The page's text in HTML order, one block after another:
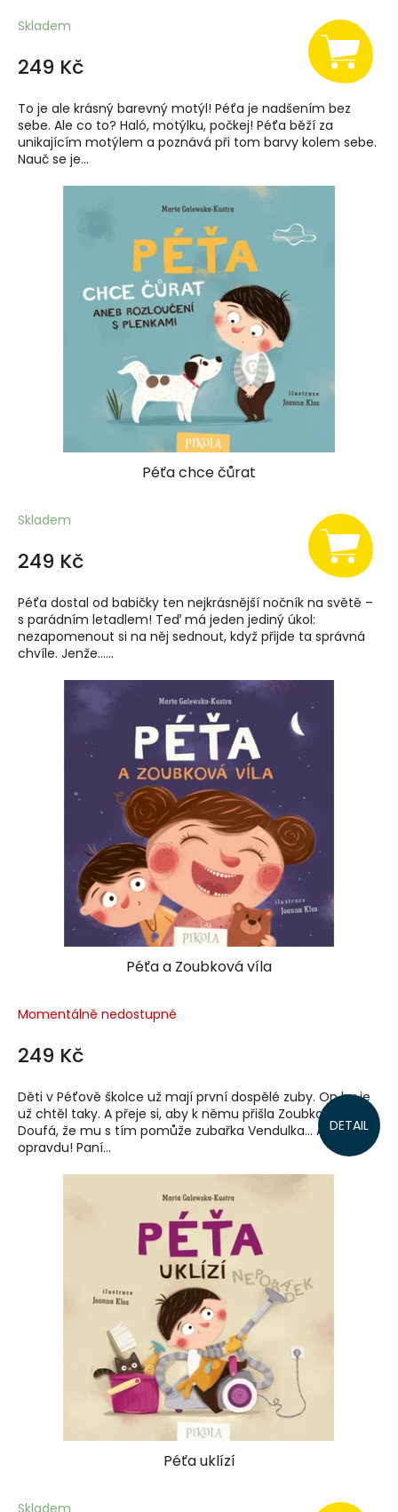
Skladem
249 Kč
To je ale krásný barevný motýl! Péťa je nadšením bez
sebe. Ale co to? Haló, motýlku, počkej! Péťa běží za
unikajícím motýlem a poznává při tom barvy kolem sebe.
Nauč se je...
Péťa chce čůrat
Skladem
249 Kč
Péťa dostal od babičky ten nejkrásnější nočník na světě –
s parádním letadlem! Teď má jeden jediný úkol:
nezapomenout si na něj sednout, když přijde ta správná
chvíle. Jenže…...
Péťa a Zoubková víla
Momentálně nedostupné
249 Kč
DETAIL
Děti v Péťově školce už mají první dospělé zuby. On by je
už chtěl taky. A přeje si, aby k němu přišla Zoubková víla.
Doufá, že mu s tím pomůže zubařka Vendulka… A
opravdu! Paní...
Péťa uklízí